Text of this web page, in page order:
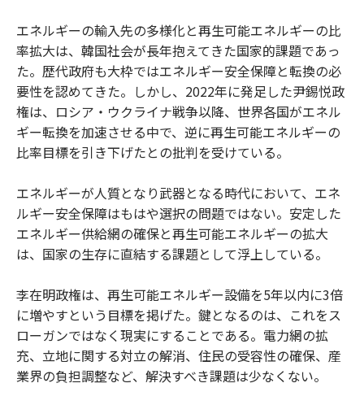
エネルギーの輸入先の多様化と再生可能エネルギーの比
率拡大は、韓国社会が長年抱えてきた国家的課題であっ
た。歴代政府も大枠ではエネルギー安全保障と転換の必
要性を認めてきた。しかし、2022年に発足した尹錫悦政
権は、ロシア・ウクライナ戦争以降、世界各国がエネル
ギー転換を加速させる中で、逆に再生可能エネルギーの
比率目標を引き下げたとの批判を受けている。
エネルギーが人質となり武器となる時代において、エネ
ルギー安全保障はもはや選択の問題ではない。安定した
エネルギー供給網の確保と再生可能エネルギーの拡大
は、国家の生存に直結する課題として浮上している。
李在明政権は、再生可能エネルギー設備を5年以内に3倍
に増やすという目標を掲げた。鍵となるのは、これをス
ローガンではなく現実にすることである。電力網の拡
充、立地に関する対立の解消、住民の受容性の確保、産
業界の負担調整など、解決すべき課題は少なくない。